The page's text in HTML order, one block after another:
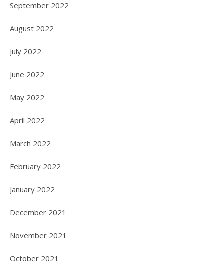
September 2022
August 2022
July 2022
June 2022
May 2022
April 2022
March 2022
February 2022
January 2022
December 2021
November 2021
October 2021